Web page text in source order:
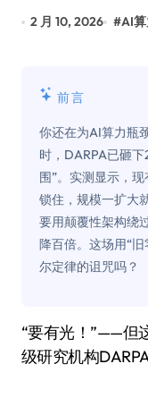
2 月 10, 2026 #AI算
前言
你还在为AI算力瓶
时，DARPA已砸
围”。实测显示，
锁住，规模一扩大
要用颠覆性架构绕
降百倍。这场用“
尔定律的诅咒吗？
“要有光！”——但这回不是神话，而是美国国防部顶
级研究机构